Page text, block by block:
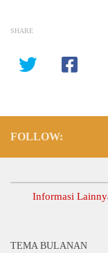
SHARE
FOLLOW:
Informasi Lainnya
TEMA BULANAN